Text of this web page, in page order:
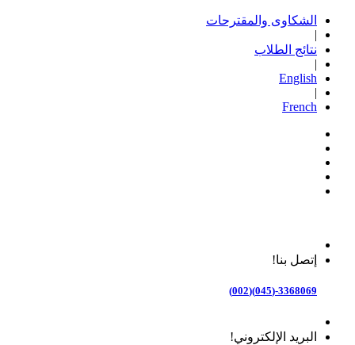
الشكاوى والمقترحات
|
نتائج الطلاب
|
English
|
French
إتصل بنا!
3368069-(045)(002)
البريد الإلكتروني!